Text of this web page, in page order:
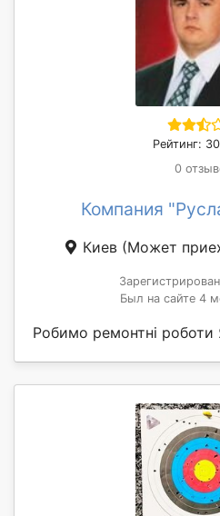
Рейтинг:
0
Компания
Киев (Может
Был на сайте 4
Робимо ремонтні роботи